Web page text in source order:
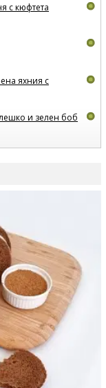
с кюфтета
яхния с
и зелен боб